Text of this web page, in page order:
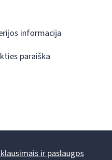
informacija
paraiška
ir paslaugos